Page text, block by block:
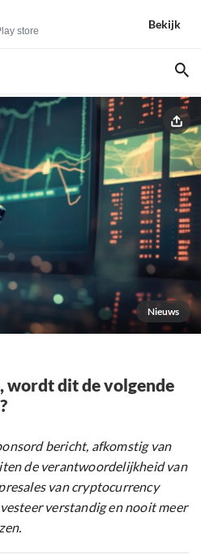
store
Bekijk
Nieuws
wordt dit de volgende
bericht, afkomstig van
de verantwoordelijkheid van
van cryptocurrency
verstandig en nooit meer